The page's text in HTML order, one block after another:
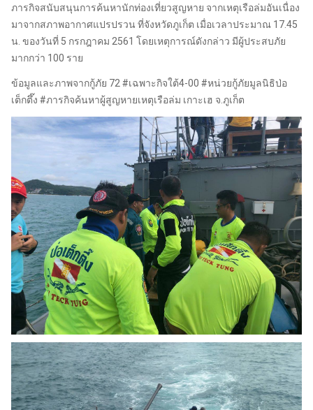
ภารกิจสนับสนุนการค้นหานักท่องเที่ยวสูญหาย จากเหตุเรือล่มอันเนื่อง
มาจากสภาพอากาศแปรปรวน ที่จังหวัดภูเก็ต เมื่อเวลาประมาณ 17.45
น. ของวันที่ 5 กรกฎาคม 2561 โดยเหตุการณ์ดังกล่าว มีผู้ประสบภัย
มากกว่า 100 ราย
ข้อมูลและภาพจากกู้ภัย 72 #เฉพาะกิจใต้4-00 #หน่วยกู้ภัยมูลนิธิป่อ
เต็กตึ๊ง #ภารกิจค้นหาผู้สูญหายเหตุเรือล่ม เกาะเฮ จ.ภูเก็ต